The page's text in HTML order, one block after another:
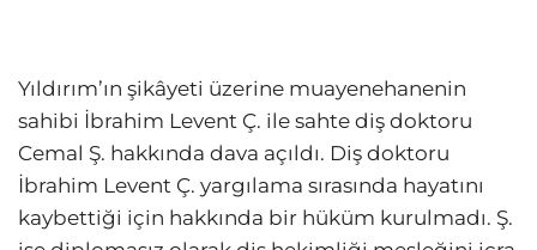
Yıldırım’ın şikâyeti üzerine muayenehanenin
sahibi İbrahim Levent Ç. ile sahte diş doktoru
Cemal Ş. hakkında dava açıldı. Diş doktoru
İbrahim Levent Ç. yargılama sırasında hayatını
kaybettiği için hakkında bir hüküm kurulmadı. Ş.